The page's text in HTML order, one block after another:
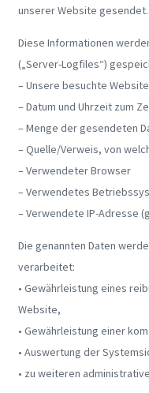
unserer Website gesendet.
Diese Informationen
(„Server-Logfiles“)
– Unsere besuchte Website
– Datum und Uhrzeit zum
– Menge der gesendeten
– Quelle/Verweis, von
– Verwendeter Browser
– Verwendetes
– Verwendete IP-Adresse
Die genannten Daten
verarbeitet:
• Gewährleistung eines
Website,
• Gewährleistung einer
• Auswertung der
• zu weiteren